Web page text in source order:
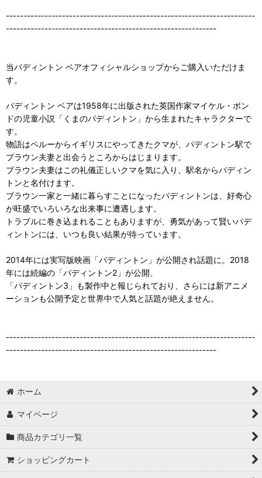
-----------------------------------------------------------------------
------------------------------------------------------------
当パディントン ベアオフィシャルショップからご購入いただけま
す。
パディントン ベアは1958年に出版された英国作家マイケル・ボン
ドの児童小説「くまのパディントン」から生まれたキャラクターで
す。
物語はペルーからイギリスにやってきたクマが、パディントン駅で
ブラウン夫妻と出会うところからはじまります。
ブラウン夫妻はこの礼儀正しいクマを気に入り、駅名からパディン
トンと名付けます。
ブラウン一家と一緒に暮らすことになったパディントンは、好奇心
が旺盛でいろいろな出来事に遭遇します。
トラブルに巻き込まれることもありますが、勇気があって賢いパデ
ィントンには、いつも良い結果が待っています。
2014年には実写版映画「パディントン」が公開され話題に。2018
年には続編の「パディントン2」が公開、
「パディントン3」も製作中と報じられており、さらには新アニメ
ーションも公開予定と世界中で人気と話題が絶えません。
-----------------------------------------------------------------------
------------------------------------------------------------
ホーム
マイページ
商品カテゴリ一覧
ショッピングカート